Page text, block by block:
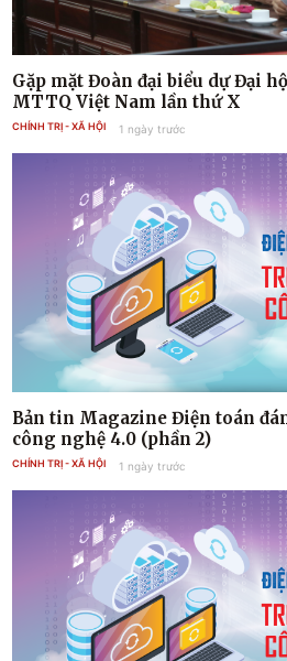
Gặp mặt Đoàn đại biểu dự Đại
MTTQ Việt Nam lần thứ X
CHÍNH TRỊ - XÃ HỘI 1 ngày trước
Bản tin Magazine Điện toán
công nghệ 4.0 (phần 2)
CHÍNH TRỊ - XÃ HỘI 1 ngày trước